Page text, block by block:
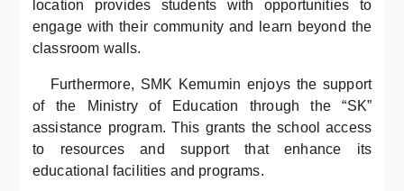
location provides students with opportunities to
engage with their community and learn beyond the
classroom walls.
Furthermore, SMK Kemumin enjoys the support
of the Ministry of Education through the “SK”
assistance program. This grants the school access
to resources and support that enhance its
educational facilities and programs.